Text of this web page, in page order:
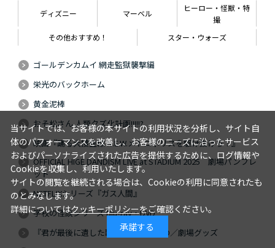
ディズニー マーベル
ヒーロー・怪獣・特
撮
その他おすすめ！
スター・ウォーズ
ゴールデンカムイ 網走監獄襲撃編
栄光のバックホーム
黄金泥棒
おそ松さん 人類クズ化計画!!!!!?
映画『踊る大捜査線 N.E.W.メトロポリスを駆け抜けろ！』
OFFICIAL HIGE DANDISM LIVE at STADIUM 2025 劇場パンフレ
ット
NETFLIXシリーズ『ガス人間』
学校の怪談シリーズ Blu-ray・DVD
『君が最後に遺した歌』Blu-ray・DVD／劇場グッズ
当サイトでは、お客様の本サイトの利用状況を分析し、サイト自
体のパフォーマンスを改善し、お客様のニーズに沿ったサービス
およびパーソナライズされた広告を提供するために、ログ情報や
Cookieを収集し、利用いたします。
サイトの閲覧を継続される場合は、Cookieの利用に同意されたも
のとみなします。
詳細についてはクッキーポリシーをご確認ください。
承諾する